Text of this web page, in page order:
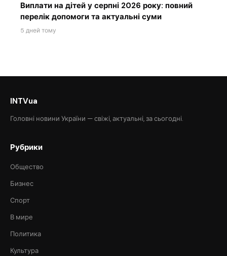
Виплати на дітей у серпні 2026 року: повний
перелік допомоги та актуальні суми
5 дней тому
INTVua
Головні новини України — свіжі, актуальні, за сьогодні.
Рубрики
Общество
Бизнес
Спорт
В мире
Политика
Культура